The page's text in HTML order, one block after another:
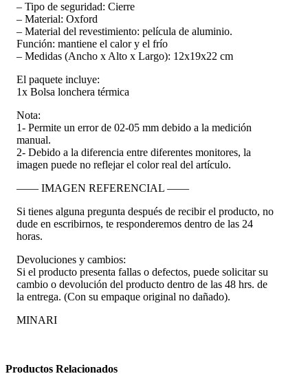
– Tipo de seguridad: Cierre
– Material: Oxford
– Material del revestimiento: película de aluminio.
Función: mantiene el calor y el frío
– Medidas (Ancho x Alto x Largo): 12x19x22 cm
El paquete incluye:
1x Bolsa lonchera térmica
Nota:
1- Permite un error de 02-05 mm debido a la medición
manual.
2- Debido a la diferencia entre diferentes monitores, la
imagen puede no reflejar el color real del artículo.
—— IMAGEN REFERENCIAL ——
Si tienes alguna pregunta después de recibir el producto, no
dude en escribirnos, te responderemos dentro de las 24
horas.
Devoluciones y cambios:
Si el producto presenta fallas o defectos, puede solicitar su
cambio o devolución del producto dentro de las 48 hrs. de
la entrega. (Con su empaque original no dañado).
MINARI
Productos Relacionados